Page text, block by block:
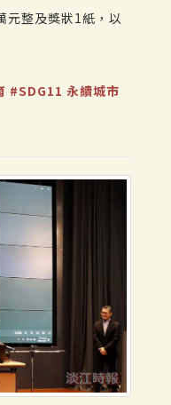
元整及獎狀1紙，以
#SDG11 永續城市